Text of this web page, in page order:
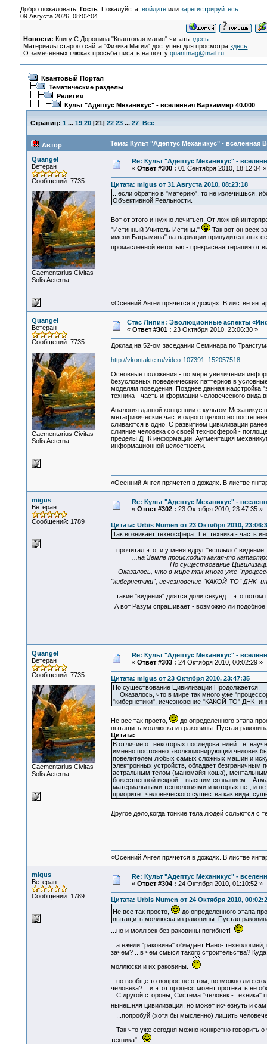
Добро пожаловать, Гость. Пожалуйста, войдитеили зарегистрируйтесь.
09 Августа 2026, 08:02:04
Новости: Книгу С.Доронина "Квантовая магия" читатьздесь
Материалы старого сайта "Физика Магии" доступны для просмотраздесь
О замеченных глюках просьба писать на почтуquantmag@mail.ru
Квантовый Портал
Тематические разделы
Религия
Культ "Адептус Механикус" - вселенная Вархаммер 40.000
Страниц: 1 ... 19 20[21] 22 23 ... 27 Все
Автор Тема: Культ "Адептус Механикус" - вселенная
Quangel
Ветеран
Сообщений: 7735
Сaementarius Civitas
Solis Aeterna
Re: Культ "Адептус Механикус" -
« Ответ #300 : 01 Сентября 2010, 18:12:34 »
Цитата: migus от 31 Августа 2010, 08:23:18
...если обратно в "материю", то не излечишься,
Объективной Реальности.
Вот от этого и нужно лечиться. От ложной
"Истинный Учитель Истины."
Так вот он всех
имени Баграмяна" на вариации принудительных
промасленной ветошью - прекрасная терапия от
«Осенний Ангел прячется в дождях. В листве
Quangel
Ветеран
Сообщений: 7735
Сaementarius Civitas
Solis Aeterna
Стас Липин: Эволюционные аспекты
« Ответ #301 : 23 Октября 2010, 23:06:30 »
Доклад на 52-ом заседании Семинара по
http://vkontakte.ru/video-107391_152057518
Основные положения - по мере увеличения
безусловных поведенческих паттернов в
моделям поведения. Позднее данная надстройка
техника - часть информации человеческого
--
Аналогия данной концепции с культом
метафизические части одного целого,но
сливаются в одно. С развитием цивилизации
слияние человека со своей техносферой -
пределы ДНК информации. Аугментация
информационной целостности.
«Осенний Ангел прячется в дождях. В листве
migus
Ветеран
Сообщений: 1789
Re: Культ "Адептус Механикус" -
« Ответ #302 : 23 Октября 2010, 23:47:35 »
Цитата: Urbis Numen от 23 Октября 2010,
Так возникает техносфера. Т.е. техника - часть
...прочитал это, и у меня вдруг "всплыло"
...на Земле происходит какая-то
Но существование Цивилизации
Оказалось, что в мире так много уже
"кибернетики", исчезновение "КАКОЙ-ТО" ДНК-
...такие "видения" длятся доли секунд... это
А вот Разум спрашивает - возможно ли
Quangel
Ветеран
Сообщений: 7735
Сaementarius Civitas
Solis Aeterna
Re: Культ "Адептус Механикус" -
« Ответ #303 : 24 Октября 2010, 00:02:29 »
Цитата: migus от 23 Октября 2010, 23:47:35
Но существование Цивилизации Продолжается!
Оказалось, что в мире так много уже
"кибернетики", исчезновение "КАКОЙ-ТО" ДНК-
Не все так просто,
до определенного этапа
вытащить моллюска из раковины. Пустая
Цитата:
В отличие от некоторых последователей т.н.
именно постоянно эволюционирующий человек
повелителем любых самых сложных машин и
электронных устройств, обладает
астральным телом (маномайя-коша),
божественной искрой – высшим сознанием –
материальными технологиями и которых нет, и
приоритет человеческого существа как вида,
Другое дело,когда тонкие тела людей сольются с
«Осенний Ангел прячется в дождях. В листве
migus
Ветеран
Сообщений: 1789
Re: Культ "Адептус Механикус" -
« Ответ #304 : 24 Октября 2010, 01:10:52 »
Цитата: Urbis Numen от 24 Октября 2010,
Не все так просто,
до определенного этапа
вытащить моллюска из раковины. Пустая
...но и моллюск без раковины погибнет!
...а ежели "раковина" обладает Нано-
зачем? ...в чём смысл такого строительства?
моллюски и их раковины.
...но вообще то вопрос не о том, возможно ли
человека? ...и этот процесс может протекать не
С другой стороны, Система "человек - техника"
нынешняя цивилизация, но может исчезнуть и
...попробуй (хотя бы мысленно) лишить
Так что уже сегодня можно конкретно говорить
техника"